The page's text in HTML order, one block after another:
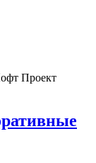
Проект